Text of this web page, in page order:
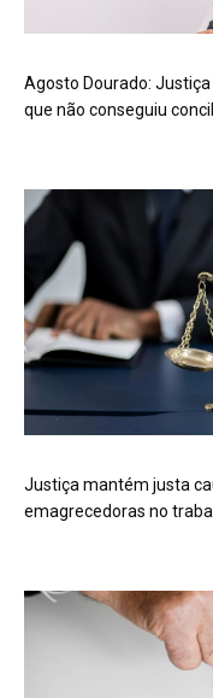
Agosto Dourado:
que não conseguiu
Justiça mantém justa
emagrecedoras no